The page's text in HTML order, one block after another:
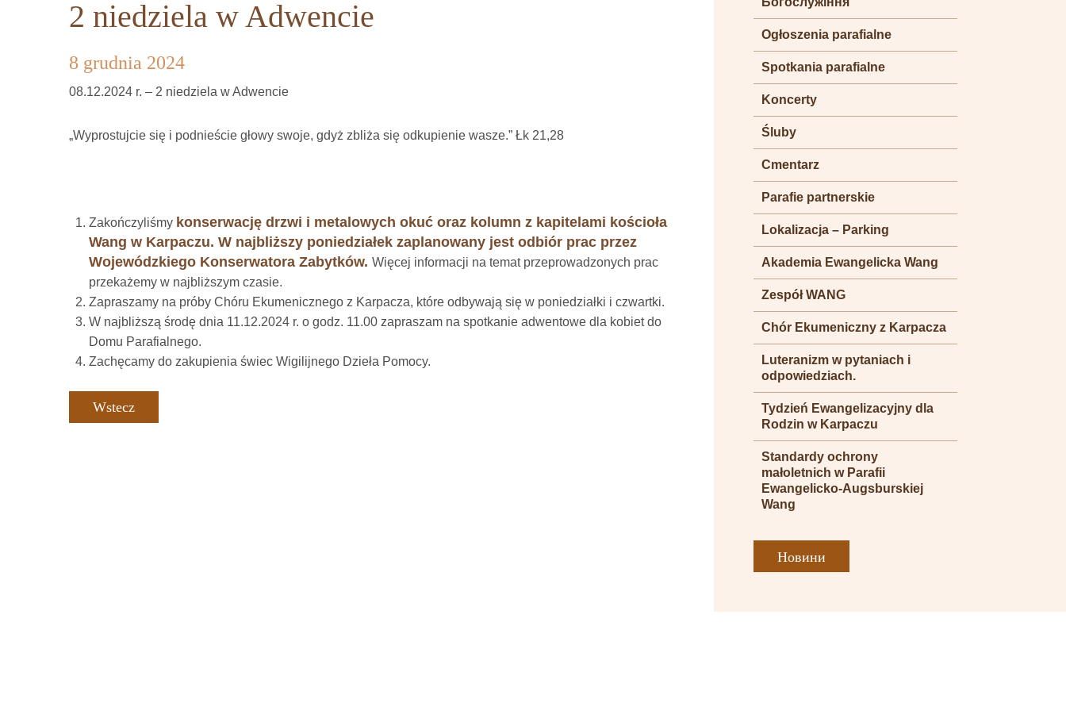
2 niedziela w Adwencie
8 grudnia 2024
08.12.2024 r. – 2 niedziela w Adwencie
„Wyprostujcie się i podnieście głowy swoje, gdyż zbliża się odkupienie wasze.” Łk 21,28
Zakończyliśmy konserwację drzwi i metalowych okuć oraz kolumn z kapitelami kościoła
Wang w Karpaczu. W najbliższy poniedziałek zaplanowany jest odbiór prac przez
Wojewódzkiego Konserwatora Zabytków. Więcej informacji na temat przeprowadzonych prac
przekażemy w najbliższym czasie.
Zapraszamy na próby Chóru Ekumenicznego z Karpacza, które odbywają się w poniedziałki i czwartki.
W najbliższą środę dnia 11.12.2024 r. o godz. 11.00 zapraszam na spotkanie adwentowe dla kobiet do
Domu Parafialnego.
Zachęcamy do zakupienia świec Wigilijnego Dzieła Pomocy.
Wstecz
Ogłoszenia parafialne
Spotkania parafialne
Koncerty
Śluby
Cmentarz
Parafie partnerskie
Lokalizacja – Parking
Akademia Ewangelicka Wang
Zespół WANG
Chór Ekumeniczny z Karpacza
Luteranizm w pytaniach i
odpowiedziach.
Tydzień Ewangelizacyjny dla
Rodzin w Karpaczu
Standardy ochrony
małoletnich w Parafii
Ewangelicko-Augsburskiej
Wang
Новини